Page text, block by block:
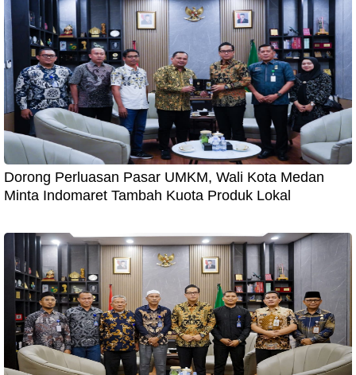
Dorong Perluasan Pasar UMKM, Wali Kota Medan
Minta Indomaret Tambah Kuota Produk Lokal